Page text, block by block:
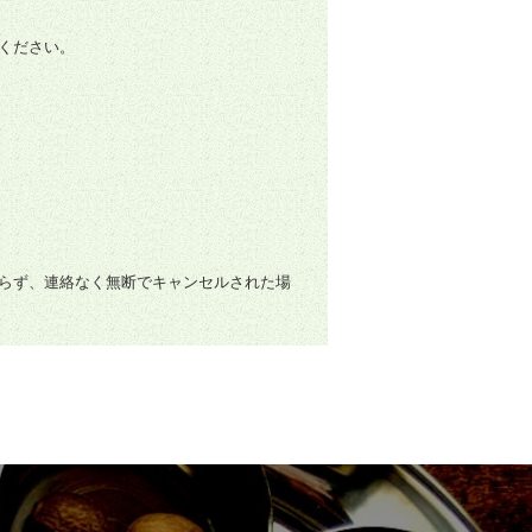
ださい。
ず、連絡なく無断でキャンセルされた場